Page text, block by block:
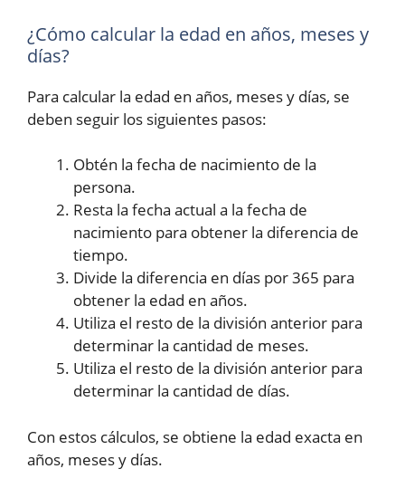
¿Cómo calcular la edad en años, meses y
días?
Para calcular la edad en años, meses y días, se
deben seguir los siguientes pasos:
Obtén la fecha de nacimiento de la
persona.
Resta la fecha actual a la fecha de
nacimiento para obtener la diferencia de
tiempo.
Divide la diferencia en días por 365 para
obtener la edad en años.
Utiliza el resto de la división anterior para
determinar la cantidad de meses.
Utiliza el resto de la división anterior para
determinar la cantidad de días.
Con estos cálculos, se obtiene la edad exacta en
años, meses y días.